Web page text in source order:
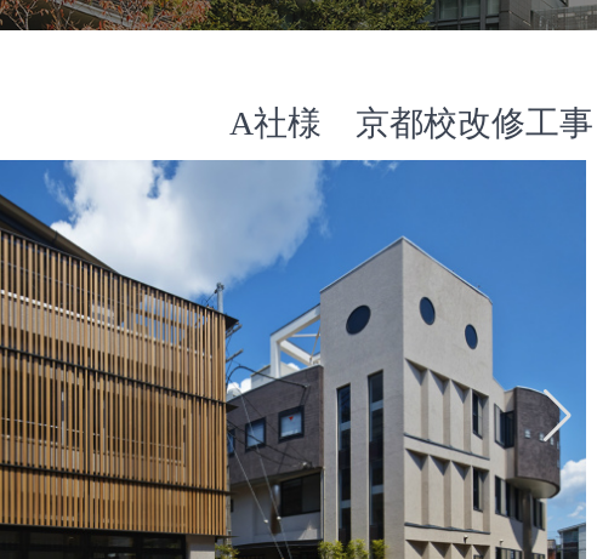
A社様 京都校改修工事